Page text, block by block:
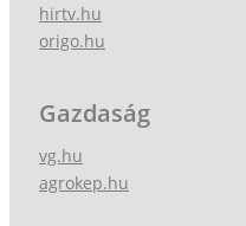
hirtv.hu
origo.hu
Gazdaság
vg.hu
agrokep.hu